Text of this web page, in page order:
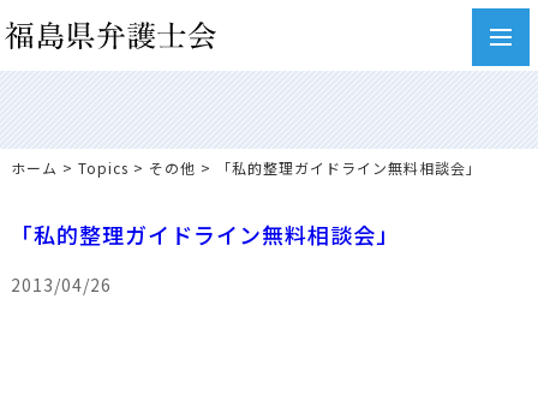
ホーム > Topics > その他 > 「私的整理ガイドライン無料相談会」
「私的整理ガイドライン無料相談会」
2013/04/26